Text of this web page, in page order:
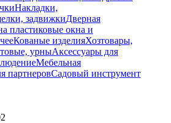
Накладки,
задвижкиДверная
пластиковые окна и
Кованые изделияХозтовары,
урныАксессуары для
Мебельная
партнеровСадовый инструмент